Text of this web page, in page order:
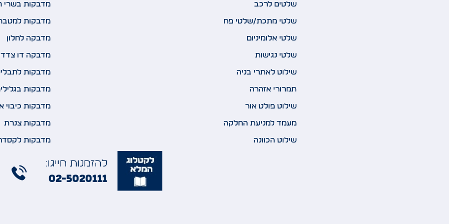
שלטים לרכב
שלטי מתכת/שלטי פח
שלטי אלומיניום
שלטי נגישות
שילוט לאתרי בניה
תמרורי אזהרה
שילוט פולט אור
מעמד למניעת החלקה
שילוט הכוונה
מדבקות בשרי
מדבקות
מדבקה לחלון
מדבקה דו
מדבקות
מדבקות
מדבקות כיבוי
מדבקות צנרת
מדבקות
להזמנות חייגו:
02-5020111